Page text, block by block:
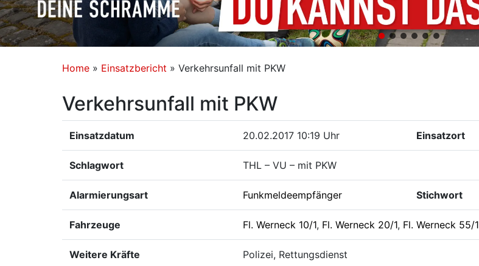
Home » Einsatzbericht » Verkehrsunfall mit PKW
Verkehrsunfall mit PKW
Einsatzdatum 20.02.2017 10:19 Uhr Einsatzort
Schlagwort THL – VU – mit PKW
Alarmierungsart Funkmeldeempfänger Stichwort
Fahrzeuge Fl. Werneck 10/1, Fl. Werneck 20/1, Fl. Werneck 55/1
Weitere Kräfte Polizei, Rettungsdienst